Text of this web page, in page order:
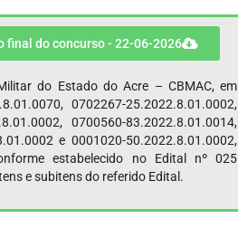
do Estado do Acre – CBMAC, em
0702267-25.2022.8.01.0002,
0700560-83.2022.8.01.0014,
e 0001020-50.2022.8.01.0002,
estabelecido no Edital nº 025
e subitens do referido Edital.
final do concurso - 22-06-2026